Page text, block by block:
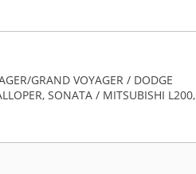
GRAND VOYAGER / DODGE
SONATA / MITSUBISHI L200,